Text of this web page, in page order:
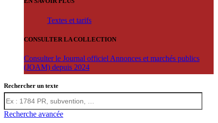
Textes et tarifs
CONSULTER LA COLLECTION
Consulter le Journal officiel Annonces et marchés publics
(JOAM) depuis 2024
Rechercher un texte
Recherche avancée